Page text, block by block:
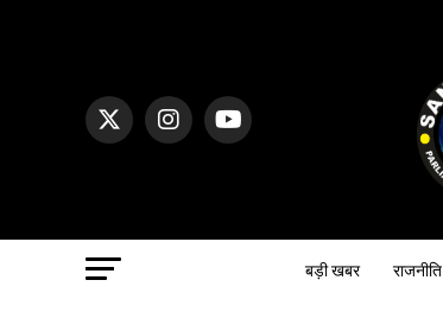
बड़ी खबर राजनीति